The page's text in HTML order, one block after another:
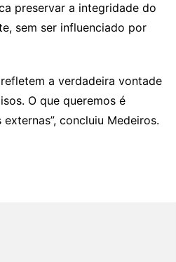
preservar a integridade do
sem ser influenciado por
a verdadeira vontade
O que queremos é
concluiu Medeiros.